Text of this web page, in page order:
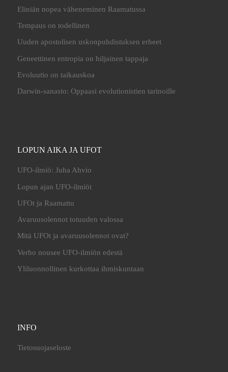
Eliniän nopea väheneminen Raamatussa
Tempaus on todellinen
Uuden apostolisen uskonpuhdistuksen erheet
Geneettinen entropia on hiljainen tappaja
Evoluutio on taikauskoa
Darwin-sanasto: Oppaasi evolutionistien tarinoille
LOPUN AIKA JA UFOT
UFO-ilmiö: Juha Ahvio
Lopun ajan UFO-ilmiöt
UFOt ja Raamattu
Avaruusolennot totuuden valossa
Mitä UFOt ja avaruusolennot ovat?
Verho nousee UFO-ilmiön edestä
Yliluonnollinen kurkottaa ihmiskuntaan
INFO
Tietosuojaseloste